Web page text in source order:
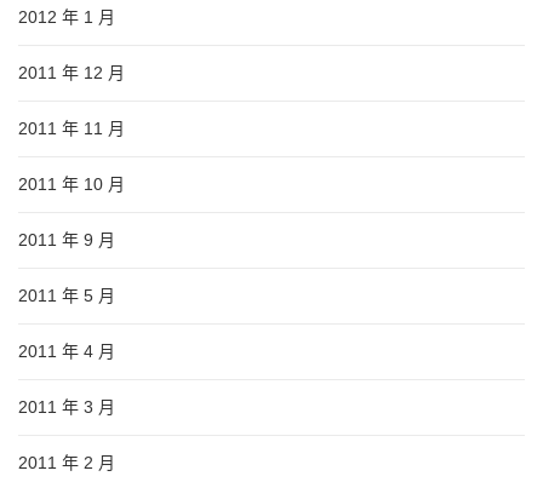
2012 年 1 月
2011 年 12 月
2011 年 11 月
2011 年 10 月
2011 年 9 月
2011 年 5 月
2011 年 4 月
2011 年 3 月
2011 年 2 月